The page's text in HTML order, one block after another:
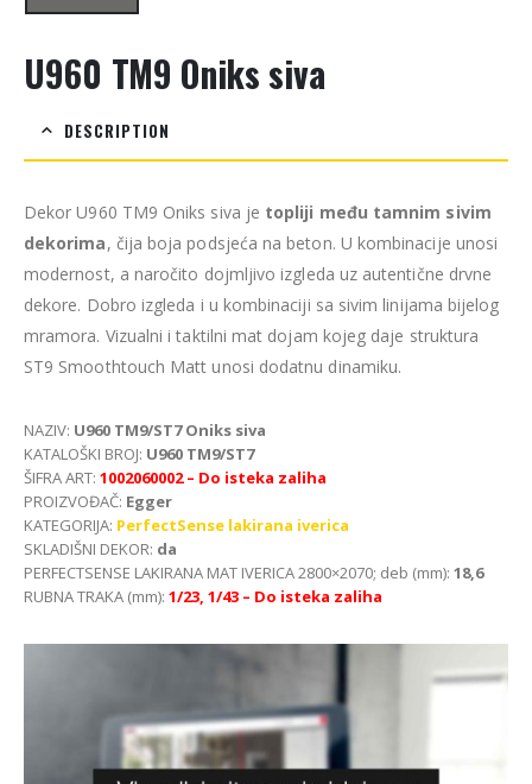
U960 TM9 Oniks siva
DESCRIPTION
Dekor U960 TM9 Oniks siva je topliji među tamnim sivim
dekorima, čija boja podsjeća na beton. U kombinacije unosi
modernost, a naročito dojmljivo izgleda uz autentične drvne
dekore. Dobro izgleda i u kombinaciji sa sivim linijama bijelog
mramora. Vizualni i taktilni mat dojam kojeg daje struktura
ST9 Smoothtouch Matt unosi dodatnu dinamiku.
NAZIV: U960 TM9/ST7 Oniks siva
KATALOŠKI BROJ: U960 TM9/ST7
ŠIFRA ART: 1002060002 – Do isteka zaliha
PROIZVOĐAČ: Egger
KATEGORIJA: PerfectSense lakirana iverica
SKLADIŠNI DEKOR: da
PERFECTSENSE LAKIRANA MAT IVERICA 2800×2070; deb (mm): 18,6
RUBNA TRAKA (mm): 1/23, 1/43 – Do isteka zaliha